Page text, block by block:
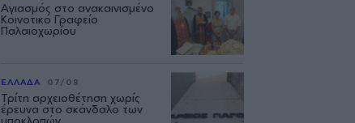
Αγιασμός στο ανακαινισμένο
Κοινοτικό Γραφείο
Παλαιοχωρίου
ΕΛΛΑΔΑ 07/08
Τρίτη αρχειοθέτηση χωρίς
έρευνα στο σκάνδαλο των
υποκλοπών